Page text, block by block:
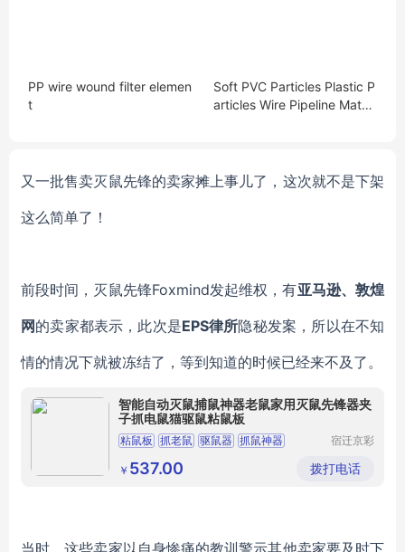
PP wire wound filter elemen
t
Soft PVC Particles Plastic P
articles Wire Pipeline Materi
又一批售卖灭鼠先锋的卖家摊上事儿了，这次就不是下架
这么简单了！
前段时间，灭鼠先锋Foxmind发起维权，有亚马逊、敦煌
网的卖家都表示，此次是EPS律所隐秘发案，所以在不知
情的情况下就被冻结了，等到知道的时候已经来不及了。
智能自动灭鼠捕鼠神器老鼠家用灭鼠先锋器夹
子抓电鼠猫驱鼠粘鼠板
粘鼠板 抓老鼠 驱鼠器 抓鼠神器
捕鼠神器
宿迁京彩
务有限公
司
￥ 537.00 拨打电话
当时，这些卖家以自身惨痛的教训警示其他卖家要及时下